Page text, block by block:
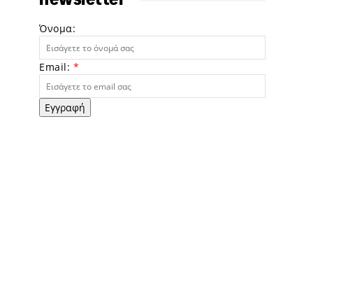
Όνομα:
Email: *
Εγγραφή